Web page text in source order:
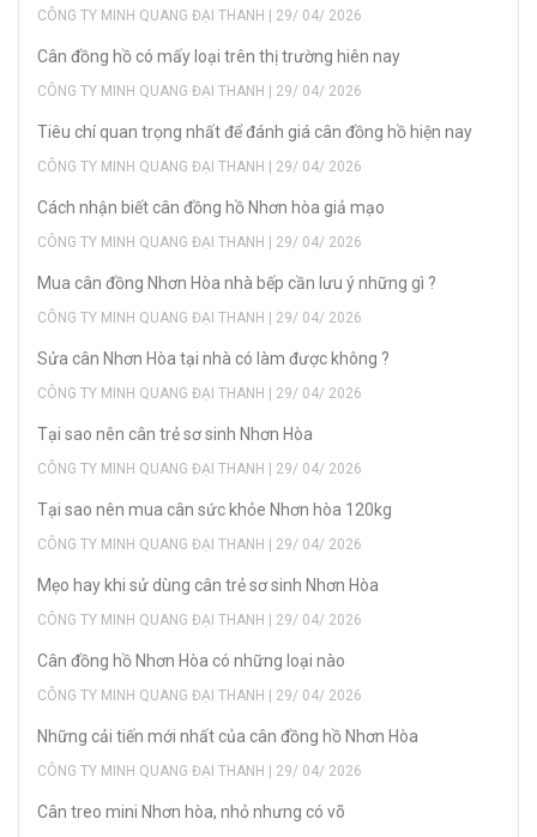
CÔNG TY MINH QUANG ĐẠI THANH | 29/ 04/ 2026
Cân đồng hồ có mấy loại trên thị trường hiên nay
CÔNG TY MINH QUANG ĐẠI THANH | 29/ 04/ 2026
Tiêu chí quan trọng nhất để đánh giá cân đồng hồ hiện nay
CÔNG TY MINH QUANG ĐẠI THANH | 29/ 04/ 2026
Cách nhận biết cân đồng hồ Nhơn hòa giả mạo
CÔNG TY MINH QUANG ĐẠI THANH | 29/ 04/ 2026
Mua cân đồng Nhơn Hòa nhà bếp cần lưu ý những gì ?
CÔNG TY MINH QUANG ĐẠI THANH | 29/ 04/ 2026
Sửa cân Nhơn Hòa tại nhà có làm được không ?
CÔNG TY MINH QUANG ĐẠI THANH | 29/ 04/ 2026
Tại sao nên cân trẻ sơ sinh Nhơn Hòa
CÔNG TY MINH QUANG ĐẠI THANH | 29/ 04/ 2026
Tại sao nên mua cân sức khỏe Nhơn hòa 120kg
CÔNG TY MINH QUANG ĐẠI THANH | 29/ 04/ 2026
Mẹo hay khi sử dùng cân trẻ sơ sinh Nhơn Hòa
CÔNG TY MINH QUANG ĐẠI THANH | 29/ 04/ 2026
Cân đồng hồ Nhơn Hòa có những loại nào
CÔNG TY MINH QUANG ĐẠI THANH | 29/ 04/ 2026
Những cải tiến mới nhất của cân đồng hồ Nhơn Hòa
CÔNG TY MINH QUANG ĐẠI THANH | 29/ 04/ 2026
Cân treo mini Nhơn hòa, nhỏ nhưng có võ